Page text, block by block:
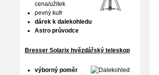
cena/užitek
pevný kufr
dárek k dalekohledu
Astro průvodce
Bresser Solarix hvězdářský teleskop
výborný poměr